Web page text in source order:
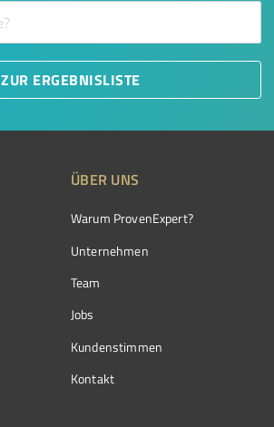
ZUR ERGEBNISLISTE
ÜBER UNS
Warum ProvenExpert?
Unternehmen
Team
Jobs
Kundenstimmen
Kontakt